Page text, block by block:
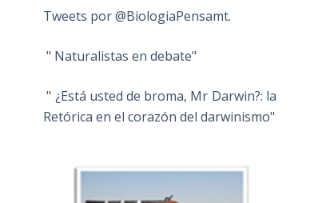
Tweets por @BiologiaPensamt.
" Naturalistas en debate"
" ¿Está usted de broma, Mr Darwin?: la
Retórica en el corazón del darwinismo"